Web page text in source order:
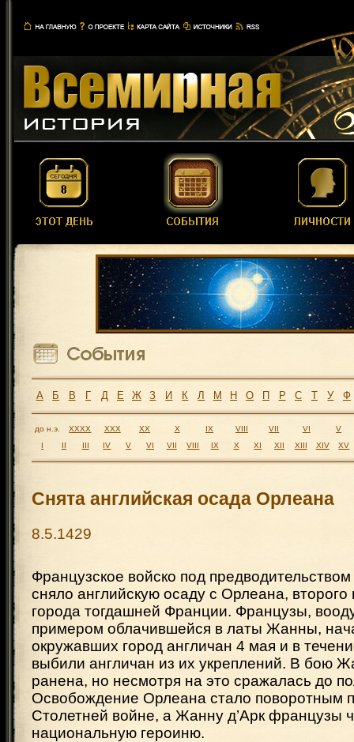
А Б В Г Д Е Ж З И К Л М Н О П Р С Т У Ф
до н.э. XXXX XXX XX X IX VIII VII VI
V
I
II III IV V VI VII VIII IX X XI XII XIII XIV XV
Снята английская осада Орлеана
8.5.1429
Французское войско под
сняло английскую осаду с Орлеана,
города тогдашней Франции. Французы,
примером облачившейся в латы Жанны,
окружавших город англичан 4 мая и в
выбили англичан из их укреплений. В бою
ранена, но несмотря на это сражалась до
Освобождение Орлеана стало поворотным
Столетней войне, а Жанну д’Арк французы
национальную героиню.